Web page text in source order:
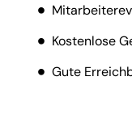
Kostenlose
Gute